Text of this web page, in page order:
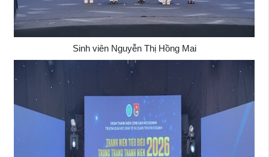
Sinh viên Nguyễn Thị Hồng Mai